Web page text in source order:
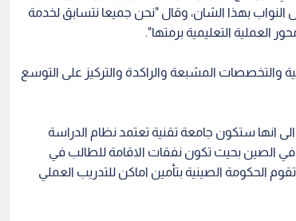
بهذا الشان، وقال "نحن جميعا نتسابق لخدمة
العملية التعليمية برمتها".
والتخصصات المشبعة والراكدة والتركيز على التوسع
انها ستكون جامعة تقنية تعتمد نظام الدراسة
الاردن وسنتين في الصين بحيث تكون نفقات الاقامة للطالب في
الحكومة الصينية بتأمين اماكن للتدريب العملي